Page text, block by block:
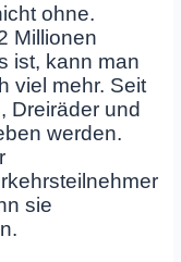
ohne.
Millionen
ist, kann man
viel mehr. Seit
Dreiräder und
werden.
sie